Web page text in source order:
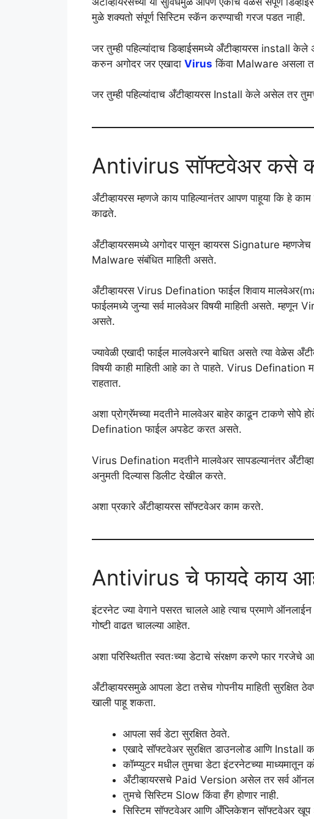
मुळे शक्यतो संपूर्ण सिस्टिम स्कॅन करण्याची गरज पडत नाही.
जर तुम्ही पहिल्यांदाच डिव्हाईसमध्ये अँटीव्हायरस
करुन अगोदर जर एखादा Virus किंवा Malware असला
जर तुम्ही पहिल्यांदाच अँटीव्हायरस Install केले असेल तर
Antivirus सॉफ्टवेअर कसे
अँटीव्हायरस म्हणजे काय पाहिल्यानंतर आपण पाहूया कि हे
काढते.
अँटीव्हायरसमध्ये अगोदर पासून व्हायरस Signature
Malware संबंधित माहिती असते.
अँटीव्हायरस Virus Defination फाईल शिवाय
फाईलमध्ये जुन्या सर्व मालवेअर विषयी माहिती असते.
असते.
ज्यावेळी एखादी फाईल मालवेअरने बाधित असते त्या वेळेस
विषयी काही माहिती आहे का ते पाहते. Virus Defination
राहतात.
अशा प्रोग्रॅमच्या मदतीने मालवेअर बाहेर काढून टाकणे सोपे
Defination फाईल अपडेट करत असते.
Virus Defination मदतीने मालवेअर सापडल्यानंतर
अनुमती दिल्यास डिलीट देखील करते.
अशा प्रकारे अँटीव्हायरस सॉफ्टवेअर काम करते.
Antivirus चे फायदे काय
इंटरनेट ज्या वेगाने पसरत चालले आहे त्याच प्रमाणे ऑनलाईन
गोष्टी वाढत चालल्या आहेत.
अशा परिस्थितीत स्वतःच्या डेटाचे संरक्षण करणे फार गरजेचे
अँटीव्हायरसमुळे आपला डेटा तसेच गोपनीय माहिती सुरक्षित
खाली पाहू शकता.
आपला सर्व डेटा सुरक्षित ठेवते.
एखादे सॉफ्टवेअर सुरक्षित डाउनलोड आणि Install
कॉम्प्युटर मधील तुमचा डेटा इंटरनेटच्या माध्यमातून
अँटीव्हायरसचे Paid Version असेल तर सर्व
तुमचे सिस्टिम Slow किंवा हँग होणार नाही.
सिस्टिम सॉफ्टवेअर आणि अँप्लिकेशन सॉफ्टवेअर